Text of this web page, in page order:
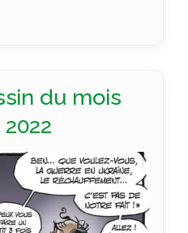
du mois